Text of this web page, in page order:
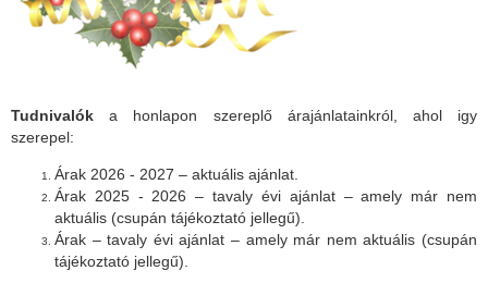
Tudnivalók a honlapon szereplő árajánlatainkról, ahol igy
szerepel:
Árak 2026 - 2027 – aktuális ajánlat.
Árak 2025 - 2026 – tavaly évi ajánlat – amely már nem
aktuális (csupán tájékoztató jellegű).
Árak – tavaly évi ajánlat – amely már nem aktuális (csupán
tájékoztató jellegű).